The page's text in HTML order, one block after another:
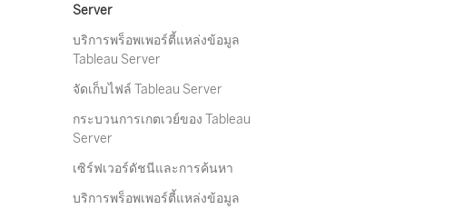
Server
บริการพร็อพเพอร์ตี้แหล่งข้อมูล
Tableau Server
จัดเก็บไฟล์ Tableau Server
กระบวนการเกตเวย์ของ Tableau
Server
เซิร์ฟเวอร์ดัชนีและการค้นหา
บริการพร็อพเพอร์ตี้แหล่งข้อมูล